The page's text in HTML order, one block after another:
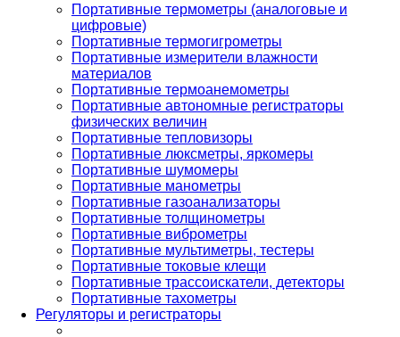
Портативные термометры (аналоговые и
цифровые)
Портативные термогигрометры
Портативные измерители влажности
материалов
Портативные термоанемометры
Портативные автономные регистраторы
физических величин
Портативные тепловизоры
Портативные люксметры, яркомеры
Портативные шумомеры
Портативные манометры
Портативные газоанализаторы
Портативные толщинометры
Портативные виброметры
Портативные мультиметры, тестеры
Портативные токовые клещи
Портативные трассоискатели, детекторы
Портативные тахометры
Регуляторы и регистраторы